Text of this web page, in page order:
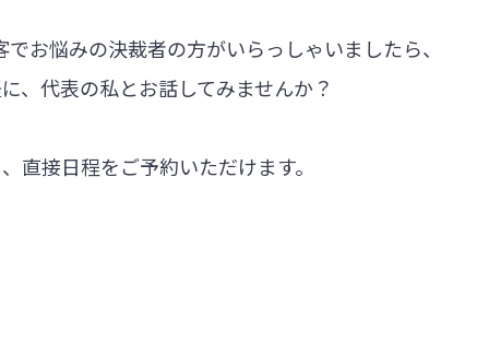
お悩みの決裁者の方がいらっしゃいましたら、
、代表の私とお話してみませんか？
直接日程をご予約いただけます。